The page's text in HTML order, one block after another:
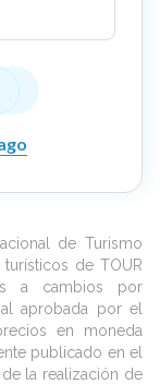
de Turismo
de TOUR
a cambios por
aprobada por el
en moneda
publicado en el
la realización de